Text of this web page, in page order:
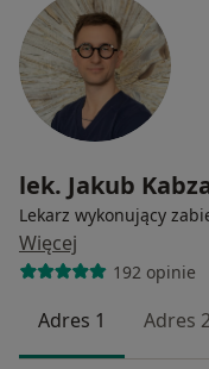
lek. Jakub
Lekarz wykonujący
Więcej
192 opinie
Adres 1 Adres